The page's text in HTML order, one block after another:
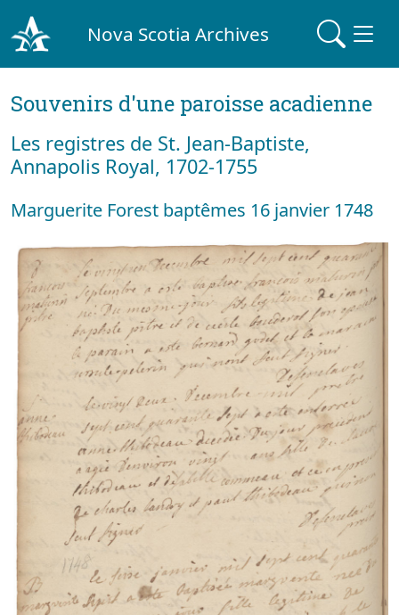
Nova Scotia Archives
Souvenirs d'une paroisse acadienne
Les registres de St. Jean-Baptiste,
Annapolis Royal, 1702-1755
Marguerite Forest baptêmes 16 janvier 1748